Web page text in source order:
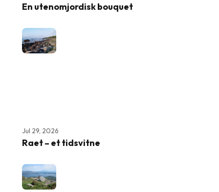
En utenomjordisk bouquet
Jul 29, 2026
Raet – et tidsvitne